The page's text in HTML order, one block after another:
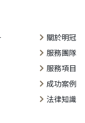
關於明冠
服務團隊
服務項目
成功案例
法律知識